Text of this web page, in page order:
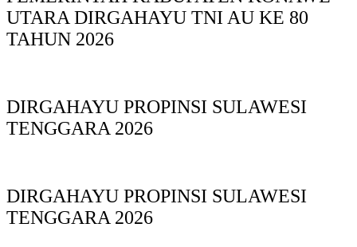
UTARA DIRGAHAYU TNI AU KE 80
TAHUN 2026
DIRGAHAYU PROPINSI SULAWESI
TENGGARA 2026
DIRGAHAYU PROPINSI SULAWESI
TENGGARA 2026